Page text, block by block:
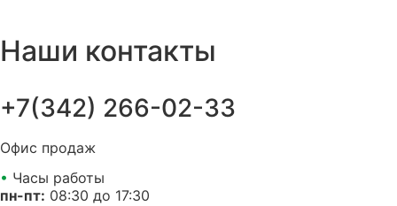
Наши контакты
+7(342) 266-02-33
Офис продаж
• Часы работы
пн-пт: 08:30 до 17:30